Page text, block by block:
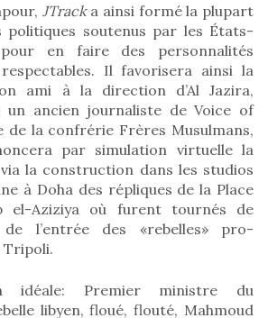
JTracka ainsi formé la plupart
politiques soutenus par les États-
en faire des personnalités
Il favorisera ainsi la
ami à la direction d’Al Jazira,
un ancien journaliste de Voice of
de la confrérie Frères Musulmans,
par simulation virtuelle la
la construction dans les studios
à Doha des répliques de la Place
el-Aziziya où furent tournés de
de l’entrée des «rebelles» pro-
Tripoli.
idéale: Premier ministre du
libyen, floué, flouté, Mahmoud